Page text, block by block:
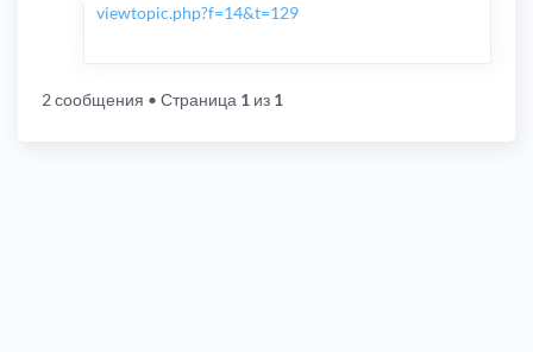
viewtopic.php?f=14&t=129
2 сообщения • Страница 1 из 1